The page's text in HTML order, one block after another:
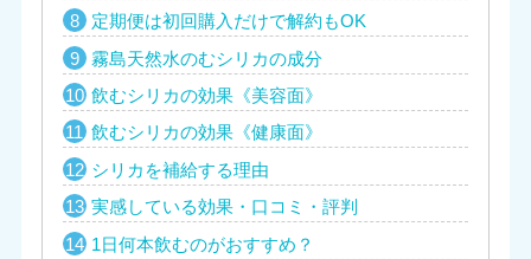
定期便は初回購入だけで解約もOK
霧島天然水のむシリカの成分
飲むシリカの効果《美容面》
飲むシリカの効果《健康面》
シリカを補給する理由
実感している効果・口コミ・評判
1日何本飲むのがおすすめ？